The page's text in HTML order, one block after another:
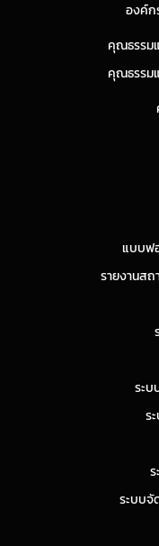
องค์ก
คุณธรรมแ
คุณธรรมแ
แบบฟ
รายงานสถ
ระบ
ร
ระบบจั